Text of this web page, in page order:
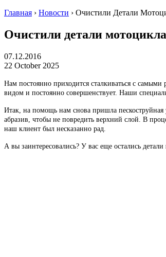
Главная › Новости › Очистили Детали
Очистили детали
07.12.2016
22 October 2025
Нам постоянно приходится сталкиваться с
видом и постоянно совершенствует. Наши
Итак, на помощь нам снова пришла пескоструйная
абразив, чтобы не повредить верхний слой. В
наш клиент был несказанно рад.
А вы заинтересовались? У вас еще остались